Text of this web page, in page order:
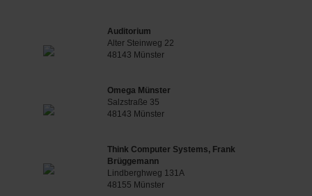
Auditorium
Alter Steinweg 22
48143 Münster
Omega Münster
Salzstraße 35
48143 Münster
Think Computer Systems, Frank
Brüggemann
Lindberghweg 131A
48155 Münster